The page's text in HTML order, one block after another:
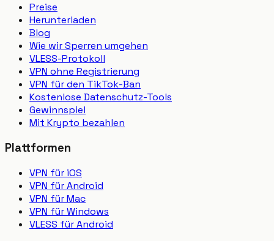
Preise
Herunterladen
Blog
Wie wir Sperren umgehen
VLESS-Protokoll
VPN ohne Registrierung
VPN für den TikTok-Ban
Kostenlose Datenschutz-Tools
Gewinnspiel
Mit Krypto bezahlen
Plattformen
VPN für iOS
VPN für Android
VPN für Mac
VPN für Windows
VLESS für Android